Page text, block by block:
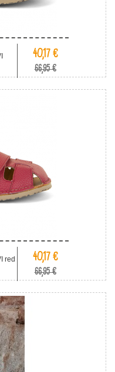
40,17 €
66,95 €
red
40,17 €
66,95 €